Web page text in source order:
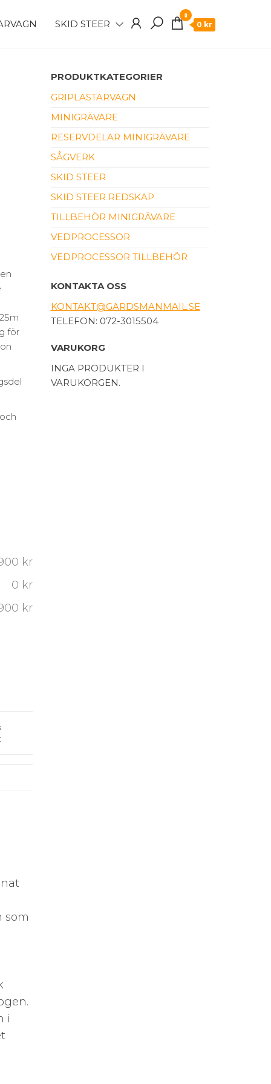
SKID STEER
0
0 kr
för
kr
0 kr
kr
som
i
PRODUKTKATEGORIER
GRIPLASTARVAGN
MINIGRÄVARE
RESERVDELAR MINIGRÄVARE
SÅGVERK
SKID STEER
SKID STEER REDSKAP
TILLBEHÖR MINIGRÄVARE
VEDPROCESSOR
VEDPROCESSOR TILLBEHÖR
KONTAKTA OSS
KONTAKT@GARDSMANMAIL.SE
TELEFON: 072-3015504
VARUKORG
INGA PRODUKTER I
VARUKORGEN.